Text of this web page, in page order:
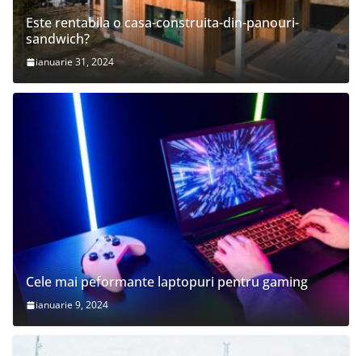
Este rentabila o casa-construita-din-panouri-
sandwich?
ianuarie 31, 2024
Cele mai peformante laptopuri pentru gaming
ianuarie 9, 2024